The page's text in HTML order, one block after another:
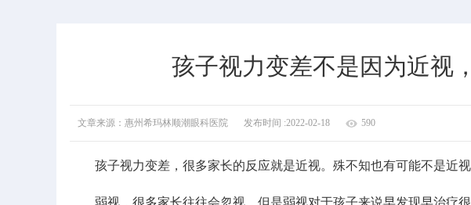
孩子视力变差不是因为近视
文章来源：惠州希玛林顺潮眼科医院 发布时间 :2022-02-18 590
孩子视力变差，很多家长的反应就是近视。殊不知也有可能不是近视
弱视，很多家长往往会忽视，但是弱视对于孩子来说早发现早治疗很